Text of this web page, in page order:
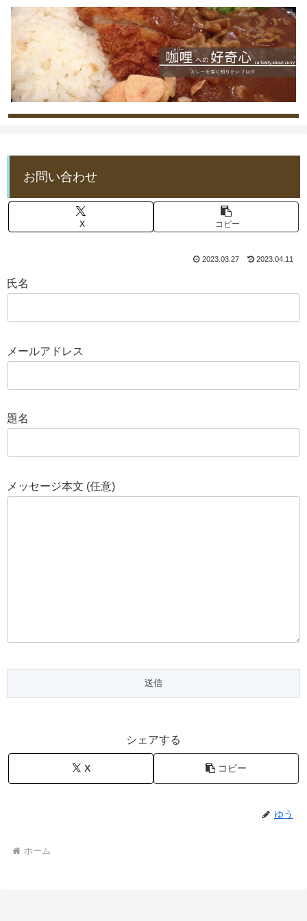
お問い合わせ
X コピー
2023.03.27 2023.04.11
氏名
メールアドレス
題名
メッセージ本文 (任意)
シェアする
X コピー
ゆう
ホーム